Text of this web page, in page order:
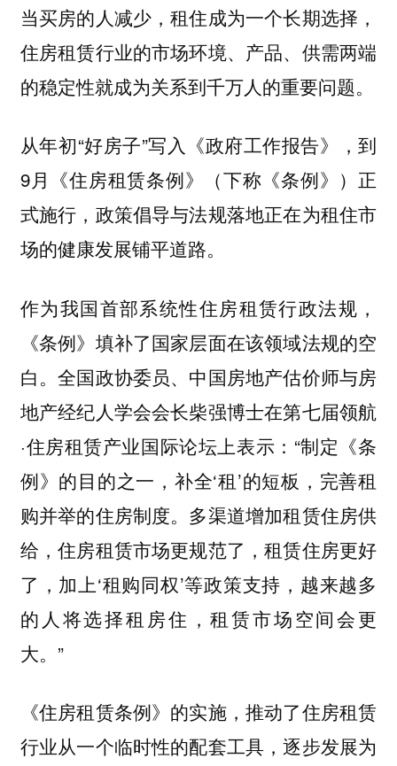
当买房的人减少，租住成为一个长期选择，
住房租赁行业的市场环境、产品、供需两端
的稳定性就成为关系到千万人的重要问题。
从年初“好房子”写入《政府工作报告》，到
9月《住房租赁条例》（下称《条例》）正
式施行，政策倡导与法规落地正在为租住市
场的健康发展铺平道路。
作为我国首部系统性住房租赁行政法规，
《条例》填补了国家层面在该领域法规的空
白。全国政协委员、中国房地产估价师与房
地产经纪人学会会长柴强博士在第七届领航
·住房租赁产业国际论坛上表示：“制定《条
例》的目的之一，补全‘租’的短板，完善租
购并举的住房制度。多渠道增加租赁住房供
给，住房租赁市场更规范了，租赁住房更好
了，加上‘租购同权’等政策支持，越来越多
的人将选择租房住，租赁市场空间会更
大。”
《住房租赁条例》的实施，推动了住房租赁
行业从一个临时性的配套工具，逐步发展为